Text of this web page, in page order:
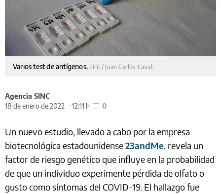
Varios test de antígenos. EFE / Juan Carlos Caval.
Agencia SINC
18 de enero de 2022
12:11 h 0
Un nuevo estudio, llevado a cabo por la empresa
biotecnológica estadounidense23andMe, revela un
factor de riesgo genético que influye en la probabilidad
de que un individuo experimente pérdida de olfato o
gusto como síntomas del COVID-19. El hallazgo fue